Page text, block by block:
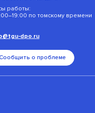
работы:
по томскому времени
dpo.ru
о проблеме